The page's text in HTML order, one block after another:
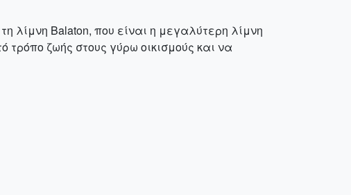
λίμνη Balaton, που είναι η μεγαλύτερη λίμνη
τρόπο ζωής στους γύρω οικισμούς και να